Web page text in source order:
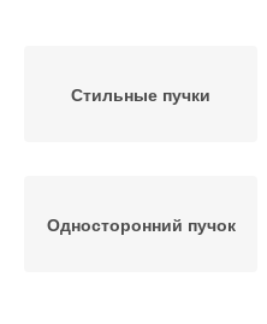
Стильные пучки
Односторонний пучок